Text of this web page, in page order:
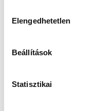
kiválasztása
Elengedhetetlen
Beállítások
Statisztikai